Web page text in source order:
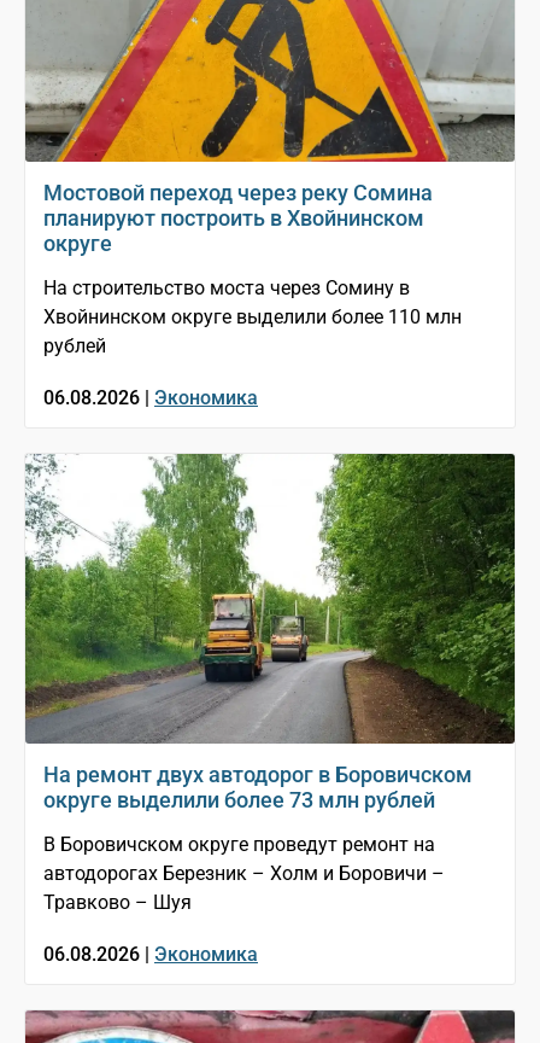
Мостовой переход через реку Сомина
планируют построить в Хвойнинском
округе
На строительство моста через Сомину в
Хвойнинском округе выделили более 110 млн
рублей
06.08.2026 | Экономика
На ремонт двух автодорог в Боровичском
округе выделили более 73 млн рублей
В Боровичском округе проведут ремонт на
автодорогах Березник – Холм и Боровичи –
Травково – Шуя
06.08.2026 | Экономика